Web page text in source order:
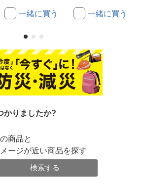
一緒に買う 一緒に買う
かりましたか?
商品と
ージが近い商品を探す
検索する